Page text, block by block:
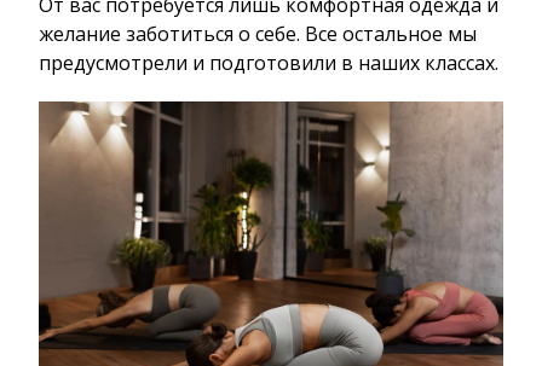
желание заботиться о себе. Все остальное мы
предусмотрели и подготовили в наших классах.